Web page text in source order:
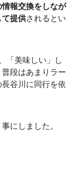
報交換をしなが
て提供されるとい
「美味しい」し
段はあまりラー
谷川に同行を依
にしました。